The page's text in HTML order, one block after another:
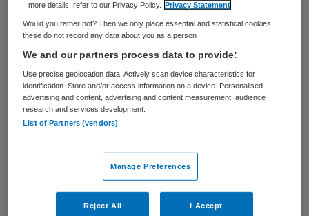
beperkte jongen die in het begin dit jaar in
het nieuws kwam toen bleek dat hij
regelmatig werd vastgebonden aan de
muur in de instelling waar hij verbleef.
Risico’s
Uit het onderzoek blijkt dat de kwaliteit en
de veiligheid van de zorg voor de cliënten
die langdurig in hun veiligheid beperkt
more details, refer to our Privacy Policy.
Privacy Statement
Would you rather not? Then we only place essential and statistical cookies,
these do not record any data about you as a person
We and our partners process data to provide:
Use precise geolocation data. Actively scan device characteristics for
identification. Store and/or access information on a device. Personalised
advertising and content, advertising and content measurement, audience
research and services development.
List of Partners (vendors)
Manage Preferences
Reject All I Accept